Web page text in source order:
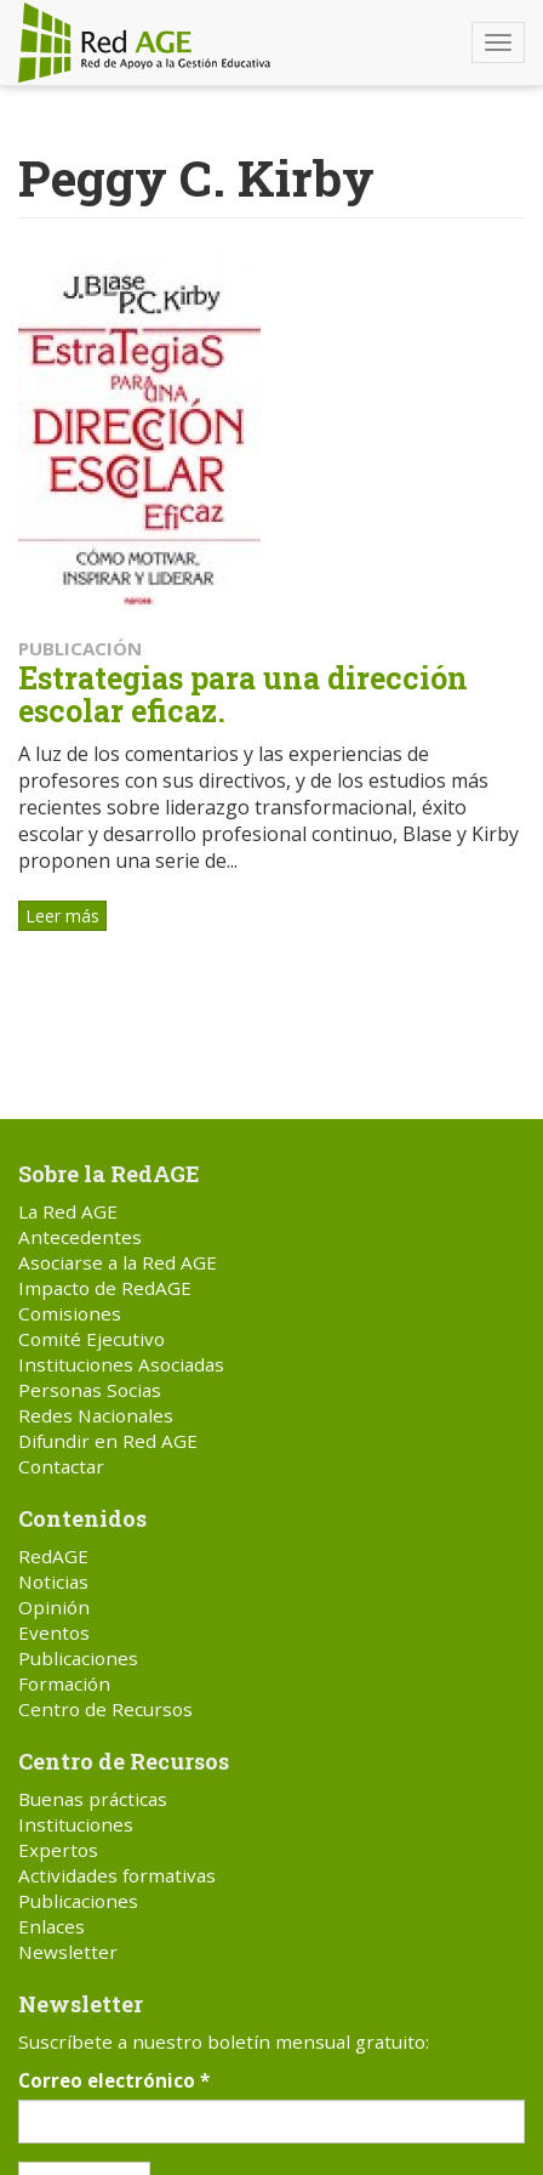
contenido
principal
Peggy C. Kirby
PUBLICACIÓN
Estrategias para una dirección
escolar eficaz.
A luz de los comentarios y las experiencias de
profesores con sus directivos, y de los estudios más
recientes sobre liderazgo transformacional, éxito
escolar y desarrollo profesional continuo, Blase y Kirby
proponen una serie de...
Leer más
Sobre la RedAGE
La Red AGE
Antecedentes
Asociarse a la Red AGE
Impacto de RedAGE
Comisiones
Comité Ejecutivo
Instituciones Asociadas
Personas Socias
Redes Nacionales
Difundir en Red AGE
Contactar
Contenidos
RedAGE
Noticias
Opinión
Eventos
Publicaciones
Formación
Centro de Recursos
Centro de Recursos
Buenas prácticas
Instituciones
Expertos
Actividades formativas
Publicaciones
Enlaces
Newsletter
Newsletter
Suscríbete a nuestro boletín mensual gratuito:
Correo electrónico *